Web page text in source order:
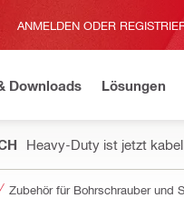
ANMELDEN ODER
Downloads Lösungen
Heavy-Duty ist jetzt
Zubehör für Bohrschrauber und